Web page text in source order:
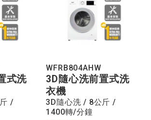
式洗
/
WFRB804AHW
3D隨心洗前置式洗
衣機
3D隨心洗 / 8公斤 /
1400轉/分鐘